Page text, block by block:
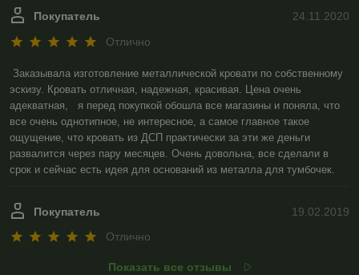
24.11.2020
Покупатель
Отлично
Заказывала изготовление металлической кровати по собственному
эскизу. Кровать отличная, надежная, красивая. Цена очень
адекватная,   я перед покупкой обошла все магазины и поняла, что
все очень однотипное, не интересное, а самое главное такое
ощущение, что кровать из ДСП практически за эти же деньги
развалится через пару месяцев. Очень довольна, все сделали в
срок и сейчас есть идея для оснований из металла для тумбочек.
19.02.2019
Покупатель
Отлично
Показать все отзывы